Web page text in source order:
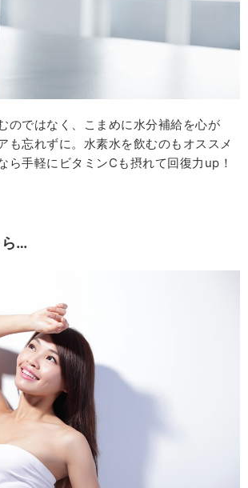
のではなく、こまめに水分補給を心が
も忘れずに。水素水を飲むのもオススメ
ら手軽にビタミンCも摂れて回復力up！
ら…